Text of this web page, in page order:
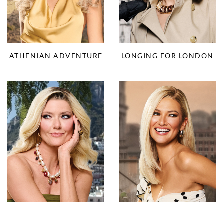
ATHENIAN ADVENTURE LONGING FOR LONDON